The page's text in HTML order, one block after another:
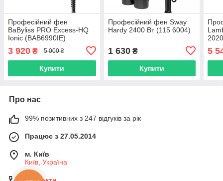
Професійний фен
BaByliss PRO Excess-HQ
Ionic (BAB6990IE)
3 920 ₴ 5 000 ₴
Купити
Професійний фен Sway
Hardy 2400 Вт (115 6004)
1 630₴
Купити
5
Про нас
99% позитивних з 247 відгуків за рік
Працює з 27.05.2014
м. Київ
Київ, Україна